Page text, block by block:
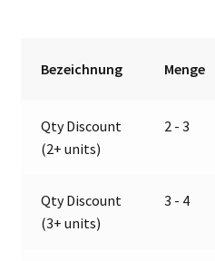
0205018
Bezeichnung Menge
Qty Discount
(2+ units)
2 - 3
Qty Discount
(3+ units)
3 - 4